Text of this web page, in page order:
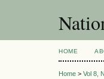
HOME
Home > Vol 8,